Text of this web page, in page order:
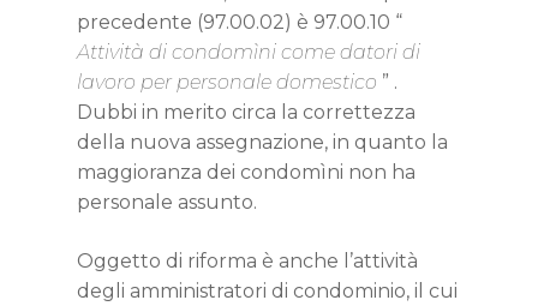
precedente (97.00.02) è 97.00.10 “
Attività di condomìni come datori di
lavoro per personale domestico ” .
Dubbi in merito circa la correttezza
della nuova assegnazione, in quanto la
maggioranza dei condomìni non ha
personale assunto.
Oggetto di riforma è anche l’attività
degli amministratori di condominio, il cui